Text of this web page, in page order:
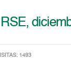
1493